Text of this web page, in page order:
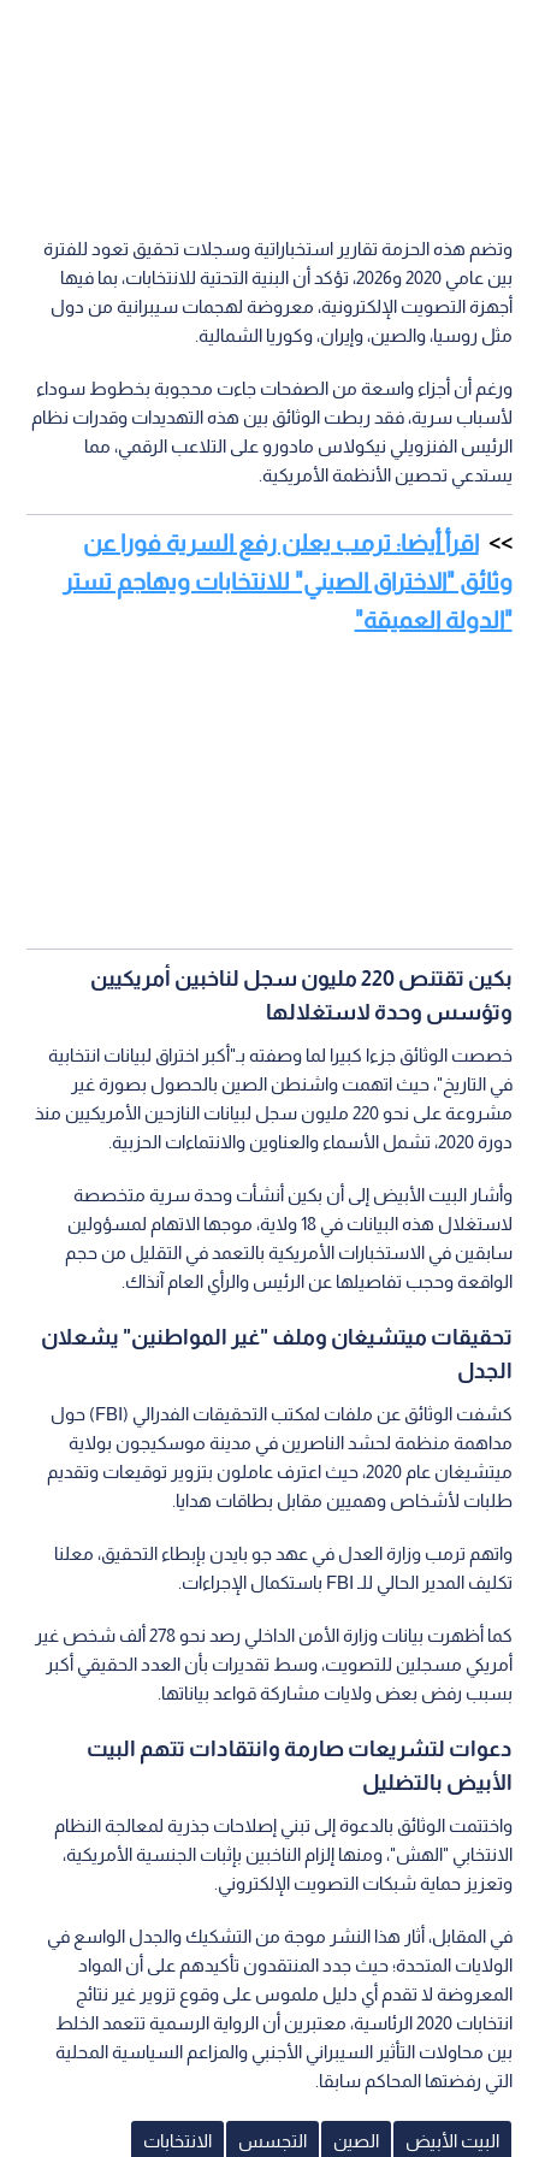
وتضم هذه الحزمة تقارير استخباراتية وسجلات تحقيق تعود للفترة
بين عامي 2020 و2026، تؤكد أن البنية التحتية للانتخابات، بما فيها
أجهزة التصويت الإلكترونية، معروضة لهجمات سيبرانية من دول
مثل روسيا، والصين، وإيران، وكوريا الشمالية.
ورغم أن أجزاء واسعة من الصفحات جاءت محجوبة بخطوط سوداء
لأسباب سرية، فقد ربطت الوثائق بين هذه التهديدات وقدرات نظام
الرئيس الفنزويلي نيكولاس مادورو على التلاعب الرقمي، مما
يستدعي تحصين الأنظمة الأمريكية.
اقرأ أيضا: ترمب يعلن رفع السرية فورا عن
وثائق "الاختراق الصيني" للانتخابات ويهاجم تستر
"الدولة العميقة"
بكين تقتنص 220 مليون سجل لناخبين أمريكيين
وتؤسس وحدة لاستغلالها
خصصت الوثائق جزءا كبيرا لما وصفته بـ"أكبر اختراق لبيانات انتخابية
في التاريخ"، حيث اتهمت واشنطن الصين بالحصول بصورة غير
مشروعة على نحو 220 مليون سجل لبيانات النازحين الأمريكيين منذ
دورة 2020، تشمل الأسماء والعناوين والانتماءات الحزبية.
وأشار البيت الأبيض إلى أن بكين أنشأت وحدة سرية متخصصة
لاستغلال هذه البيانات في 18 ولاية، موجها الاتهام لمسؤولين
سابقين في الاستخبارات الأمريكية بالتعمد في التقليل من حجم
الواقعة وحجب تفاصيلها عن الرئيس والرأي العام آنذاك.
تحقيقات ميتشيغان وملف "غير المواطنين" يشعلان
الجدل
كشفت الوثائق عن ملفات لمكتب التحقيقات الفدرالي (FBI) حول
مداهمة منظمة لحشد الناصرين في مدينة موسكيجون بولاية
ميتشيغان عام 2020، حيث اعترف عاملون بتزوير توقيعات وتقديم
طلبات لأشخاص وهميين مقابل بطاقات هدايا.
واتهم ترمب وزارة العدل في عهد جو بايدن بإبطاء التحقيق، معلنا
تكليف المدير الحالي للـ FBI باستكمال الإجراءات.
كما أظهرت بيانات وزارة الأمن الداخلي رصد نحو 278 ألف شخص غير
أمريكي مسجلين للتصويت، وسط تقديرات بأن العدد الحقيقي أكبر
بسبب رفض بعض ولايات مشاركة قواعد بياناتها.
دعوات لتشريعات صارمة وانتقادات تتهم البيت
الأبيض بالتضليل
واختتمت الوثائق بالدعوة إلى تبني إصلاحات جذرية لمعالجة النظام
الانتخابي "الهش"، ومنها إلزام الناخبين بإثبات الجنسية الأمريكية،
وتعزيز حماية شبكات التصويت الإلكتروني.
في المقابل، أثار هذا النشر موجة من التشكيك والجدل الواسع في
الولايات المتحدة؛ حيث جدد المنتقدون تأكيدهم على أن المواد
المعروضة لا تقدم أي دليل ملموس على وقوع تزوير غير نتائج
انتخابات 2020 الرئاسية، معتبرين أن الرواية الرسمية تتعمد الخلط
بين محاولات التأثير السيبراني الأجنبي والمزاعم السياسية المحلية
التي رفضتها المحاكم سابقا.
البيت الأبيض الصين التجسس الانتخابات